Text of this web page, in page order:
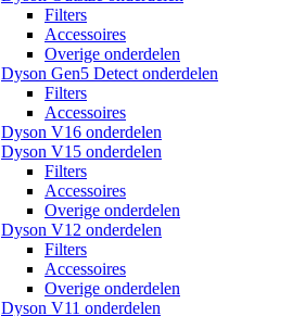
Filters
Accessoires
Overige onderdelen
Dyson Gen5 Detect onderdelen
Filters
Accessoires
Dyson V16 onderdelen
Dyson V15 onderdelen
Filters
Accessoires
Overige onderdelen
Dyson V12 onderdelen
Filters
Accessoires
Overige onderdelen
Dyson V11 onderdelen